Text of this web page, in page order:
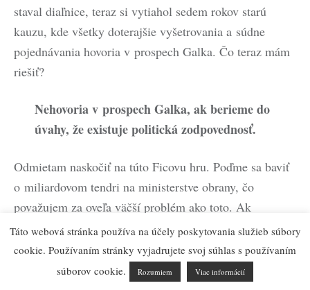
staval diaľnice, teraz si vytiahol sedem rokov starú
kauzu, kde všetky doterajšie vyšetrovania a súdne
pojednávania hovoria v prospech Galka. Čo teraz mám
riešiť?
Nehovoria v prospech Galka, ak berieme do
úvahy, že existuje politická zodpovednosť.
Odmietam naskočiť na túto Ficovu hru. Poďme sa baviť
o miliardovom tendri na ministerstve obrany, čo
považujem za oveľa väčší problém ako toto. Ak
hovoríme o politickej zodpovednosti, veď Galko už
odvolaný bol – čo má byť odvolaný dvakrát? Bavme sa
o tom, čo sa deje dnes. Svedok v kauze Gemerský
Táto webová stránka používa na účely poskytovania služieb súbory
cookie. Používaním stránky vyjadrujete svoj súhlas s používaním
súborov cookie.
Rozumiem Viac informácií